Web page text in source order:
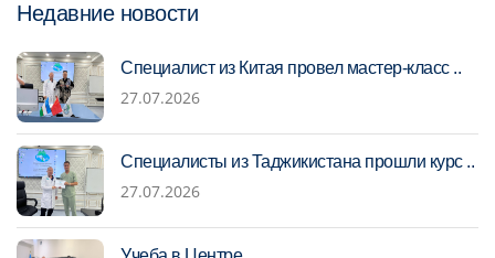
Недавние новости
Специалист из Китая провел мастер-класс ..
27.07.2026
Специалисты из Таджикистана прошли курс ..
27.07.2026